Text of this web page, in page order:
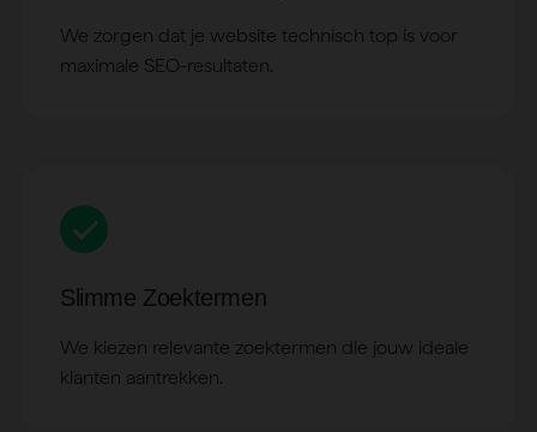
We zorgen dat je website technisch top is voor
maximale SEO-resultaten.
Slimme Zoektermen
We kiezen relevante zoektermen die jouw ideale
klanten aantrekken.